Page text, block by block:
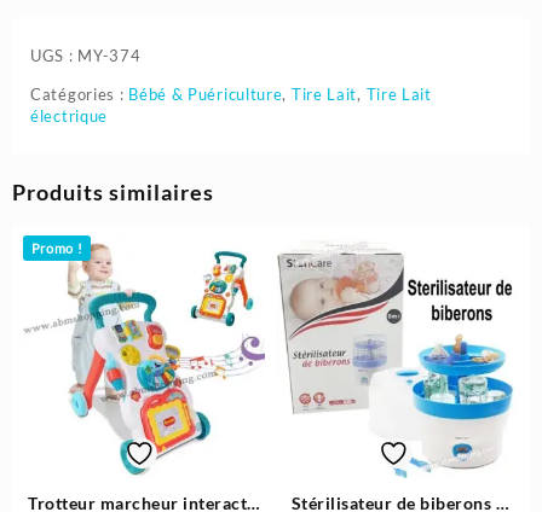
UGS : MY-374
Catégories : Bébé & Puériculture, Tire Lait, Tire Lait
électrique
Produits similaires
Promo !
Trotteur marcheur interactif
Stérilisateur de biberons –